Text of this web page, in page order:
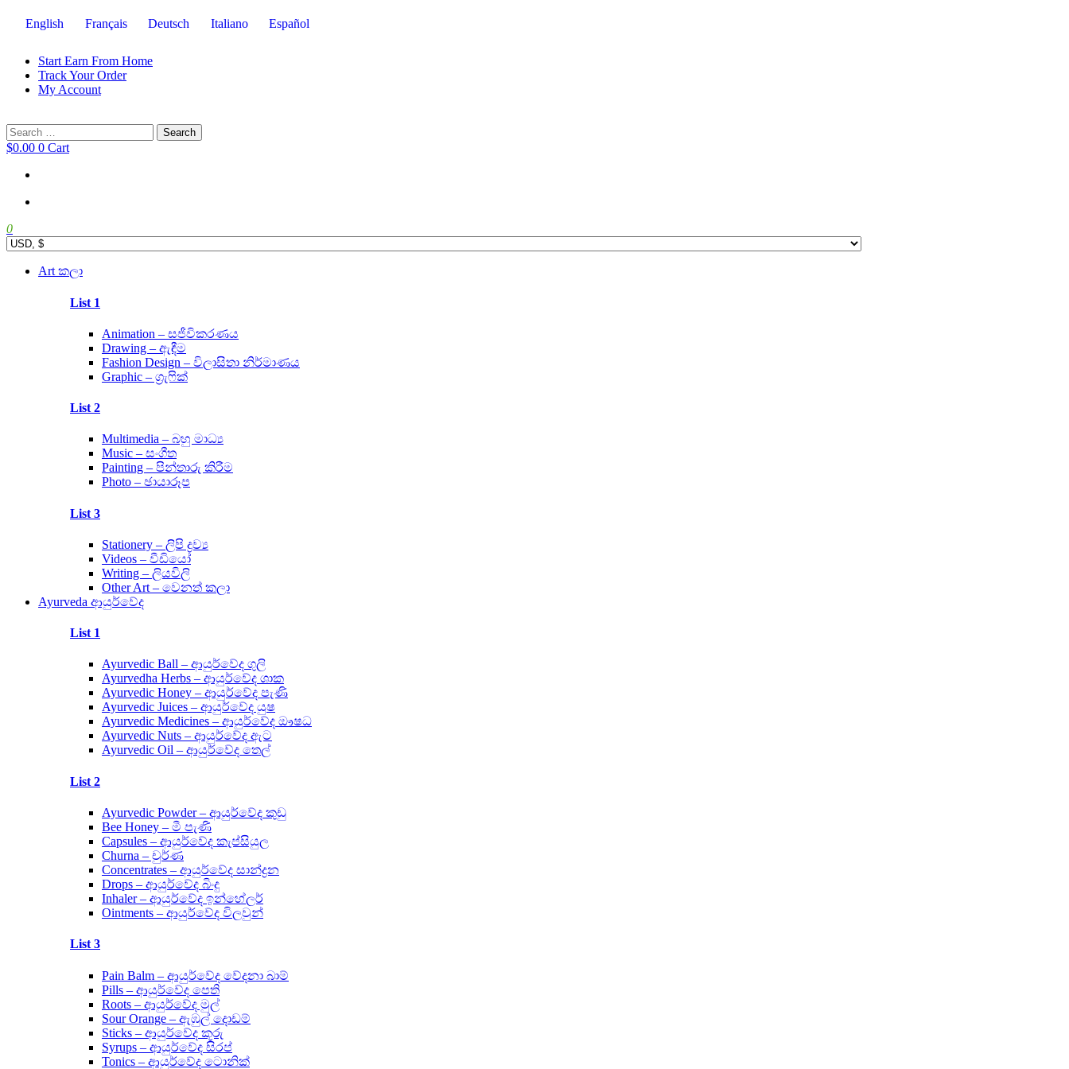
English Français Deutsch Italiano Español
Start Earn From Home
Track Your Order
My Account
Search
for:
$0.00 0 Cart
0
Main
Art කලා
List 1
Animation – සජීවිකරණය
Drawing – ඇඳීම
Fashion Design – විලාසිතා නිර්මාණය
Graphic – ග්‍රැෆික්
List 2
Multimedia – බහු මාධ්‍ය
Music – සංගීත
Painting – පින්තාරු කිරීම
Photo – ඡායාරූප
List 3
Stationery – ලිපි ද්‍රව්‍ය
Videos – වීඩියෝ
Writing – ලියවිලි
Other Art – වෙනත් කලා
Ayurveda ආයුර්වේද
List 1
Ayurvedic Ball – ආයුර්වේද ගුලි
Ayurvedha Herbs – ආයුර්වේද ශාක
Ayurvedic Honey – ආයුර්වේද පැණි
Ayurvedic Juices – ආයුර්වේද යුෂ
Ayurvedic Medicines – ආයුර්වේද ඖෂධ
Ayurvedic Nuts – ආයුර්වේද ඇට
Ayurvedic Oil – ආයුර්වේද තෙල්
List 2
Ayurvedic Powder – ආයුර්වේද කුඩු
Bee Honey – මී පැණි
Capsules – ආයුර්වේද කැප්සියුල
Churna – චුර්ණ
Concentrates – ආයුර්වේද සාන්ද්‍රන
Drops – ආයුර්වේද බිංදු
Inhaler – ආයුර්වේද ඉන්හේලර්
Ointments – ආයුර්වේද විලවුන්
List 3
Pain Balm – ආයුර්වේද වේදනා බාම්
Pills – ආයුර්වේද පෙති
Roots – ආයුර්වේද මුල්
Sour Orange – ඇඹුල් දොඩම්
Sticks – ආයුර්වේද කූරු
Syrups – ආයුර්වේද සිරප්
Tonics – ආයුර්වේද ටොනික්